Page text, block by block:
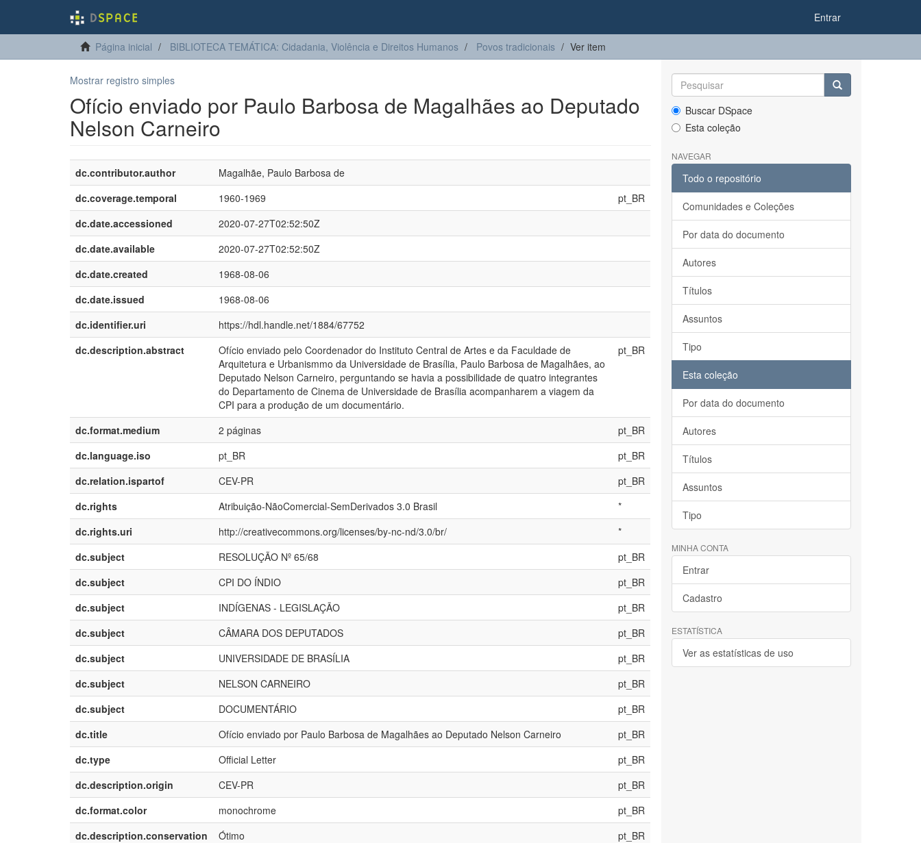
Entrar
Página inicial BIBLIOTECA TEMÁTICA: Cidadania, Violência e Direitos Humanos Povos tradicionais Ver item
Mostrar registro simples
Ofício enviado por Paulo Barbosa de Magalhães ao Deputado
Nelson Carneiro
dc.contributor.author
Magalhãe, Paulo Barbosa de
dc.coverage.temporal
1960-1969
pt_BR
dc.date.accessioned
2020-07-27T02:52:50Z
dc.date.available
2020-07-27T02:52:50Z
dc.date.created
1968-08-06
dc.date.issued
1968-08-06
dc.identifier.uri
https://hdl.handle.net/1884/67752
dc.description.abstract
Ofício enviado pelo Coordenador do Instituto Central de Artes e da Faculdade de
Arquitetura e Urbanismmo da Universidade de Brasília, Paulo Barbosa de Magalhães, ao
Deputado Nelson Carneiro, perguntando se havia a possibilidade de quatro integrantes
do Departamento de Cinema de Universidade de Brasília acompanharem a viagem da
CPI para a produção de um documentário.
pt_BR
dc.format.medium 2 páginas
pt_BR
dc.language.iso
pt_BR
pt_BR
dc.relation.ispartof
CEV-PR
pt_BR
dc.rights
Atribuição-NãoComercial-SemDerivados 3.0 Brasil
*
dc.rights.uri
http://creativecommons.org/licenses/by-nc-nd/3.0/br/
*
dc.subject
RESOLUÇÃO Nº 65/68
pt_BR
dc.subject
CPI DO ÍNDIO
pt_BR
dc.subject
INDÍGENAS - LEGISLAÇÃO
pt_BR
dc.subject
CÂMARA DOS DEPUTADOS
pt_BR
dc.subject
UNIVERSIDADE DE BRASÍLIA
pt_BR
dc.subject
NELSON CARNEIRO
pt_BR
dc.subject
DOCUMENTÁRIO
pt_BR
dc.title
Ofício enviado por Paulo Barbosa de Magalhães ao Deputado Nelson Carneiro
pt_BR
dc.type
Official Letter
pt_BR
dc.description.origin
CEV-PR
pt_BR
dc.format.color
monochrome
pt_BR
dc.description.conservation
Ótimo
pt_BR
Buscar DSpace
Esta coleção
NAVEGAR
Todo o repositório
Comunidades e Coleções
Por data do documento
Autores
Títulos
Assuntos
Tipo
Esta coleção
Por data do documento
Autores
Títulos
Assuntos
Tipo
MINHA CONTA
Entrar
Cadastro
ESTATÍSTICA
Ver as estatísticas de uso